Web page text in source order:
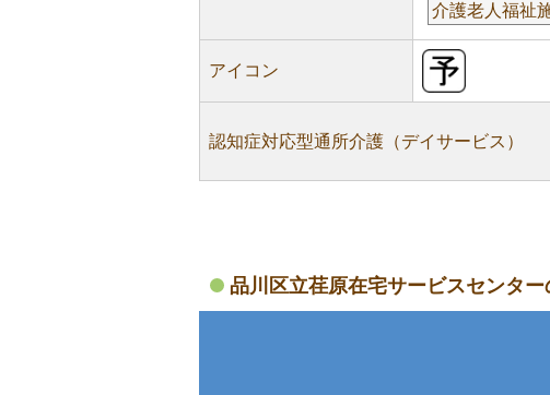
介護老人福祉
アイコン
認知症対応型通所介護（デイサービス）
品川区立荏原在宅サービスセンター